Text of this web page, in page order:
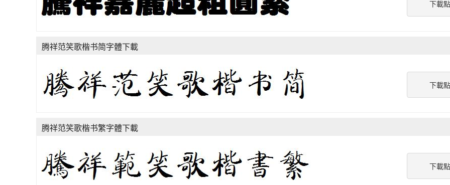
下載點
下載點
腾祥范笑歌楷书简字體下載
下載點
腾祥范笑歌楷书繁字體下載